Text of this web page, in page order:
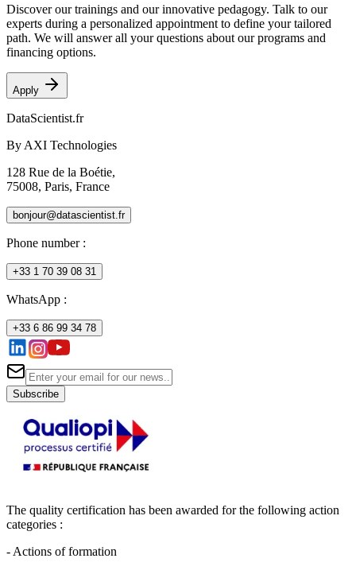
Discover our trainings and our innovative pedagogy. Talk to our
experts during a personalized appointment to define your tailored
path. We will answer all your questions about our programs and
financing options.
Apply
DataScientist.fr
By AXI Technologies
128 Rue de la Boétie,
75008, Paris, France
bonjour@datascientist.fr
Phone number:
+33 1 70 39 08 31
WhatsApp :
+33 6 86 99 34 78
Subscribe
The quality certification has been awarded for the following action
categories :
- Actions of formation